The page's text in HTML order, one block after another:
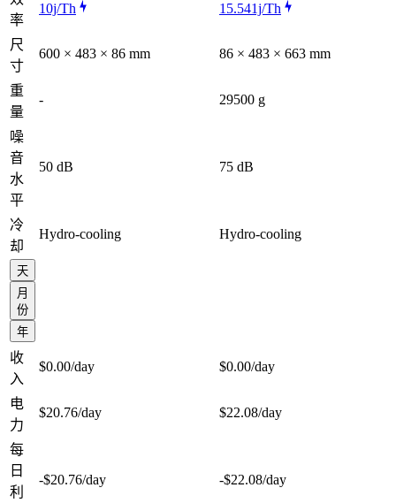
率
10j/Th 15.541j/Th
尺
寸
600 × 483 × 86 mm 86 × 483 × 663 mm
重
量
- 29500 g
噪
音
水
平
50 dB 75 dB
冷
却
Hydro-cooling Hydro-cooling
天
月
份
年
收
入
$0.00/day $0.00/day
电
力
$20.76/day $22.08/day
每
日
利
-$20.76/day -$22.08/day